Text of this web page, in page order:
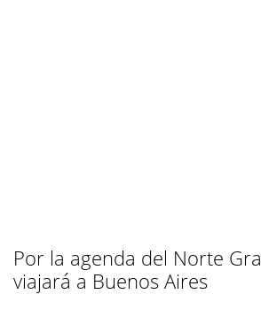
Por la agenda del Norte
viajará a Buenos Aires